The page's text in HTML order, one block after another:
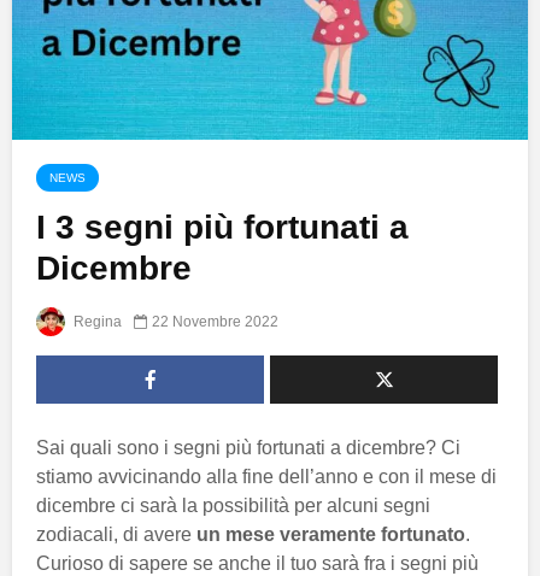
NEWS
I 3 segni più fortunati a
Dicembre
Regina 22 Novembre 2022
Sai quali sono i segni più fortunati a dicembre? Ci
stiamo avvicinando alla fine dell’anno e con il mese di
dicembre ci sarà la possibilità per alcuni segni
zodiacali, di avere un mese veramente fortunato.
Curioso di sapere se anche il tuo sarà fra i segni più